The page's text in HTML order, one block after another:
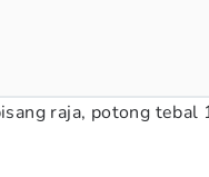
raja, potong tebal